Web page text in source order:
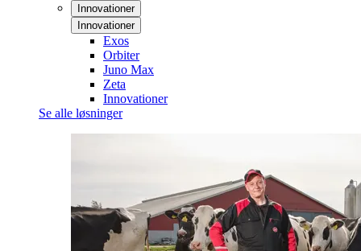
Innovationer
Innovationer
Exos
Orbiter
Juno Max
Zeta
Innovationer
Se alle løsninger